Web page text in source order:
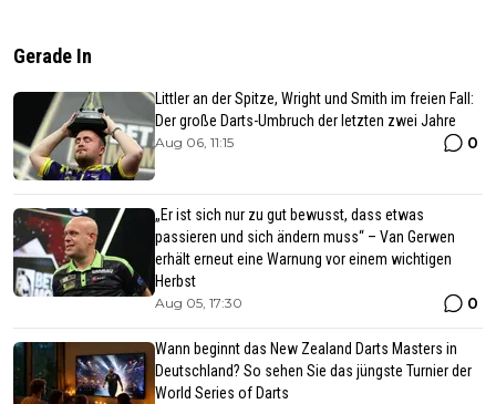
Gerade In
Littler an der Spitze, Wright und Smith im freien Fall:
Der große Darts-Umbruch der letzten zwei Jahre
Aug 06, 11:15 0
„Er ist sich nur zu gut bewusst, dass etwas
passieren und sich ändern muss“ – Van Gerwen
erhält erneut eine Warnung vor einem wichtigen
Herbst
Aug 05, 17:30 0
Wann beginnt das New Zealand Darts Masters in
Deutschland? So sehen Sie das jüngste Turnier der
World Series of Darts